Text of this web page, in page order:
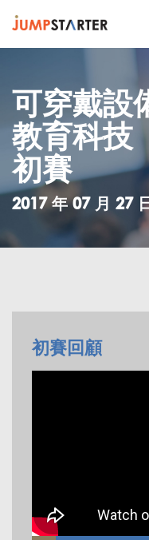
可穿戴設
教育科技
初賽
2017 年 07 月 27
初賽回顧